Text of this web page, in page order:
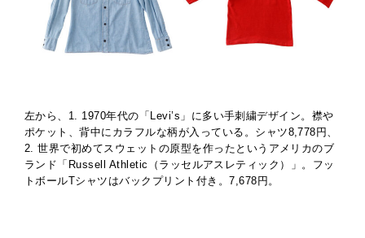
左から、1. 1970年代の「Levi’s」に多い手刺繍デザイン。襟や
ポケット、背中にカラフルな柄が入っている。シャツ8,778円、
2. 世界で初めてスウェットの原型を作ったというアメリカのブ
ランド「Russell Athletic（ラッセルアスレティック）」。フッ
トボールTシャツはバックプリント付き。7,678円。